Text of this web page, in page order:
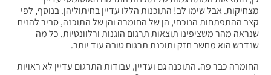
מצחיקות. אבל שימו לב! התוכנות הללו עדיין בחיתוליהן. בנוסף, לפי
קצב ההתפתחות הנוכחי, הן של החומרה והן של התוכנה, סביר להניח
שנראה מהר משציפינו תוצאות תרגום הוגנות ורלוונטיות. כל מה
שנדרש הוא מחשב חזק ותוכנת תרגום טובה עוד יותר.
החומרה כבר פה. התוכנה גם ועדיין, עבודות התרגום עדיין לא ראויות